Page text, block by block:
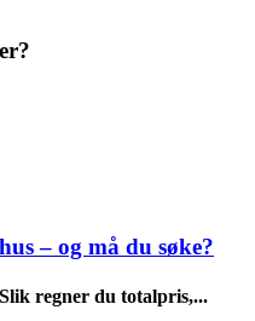
– og må du søke?
regner du totalpris,...